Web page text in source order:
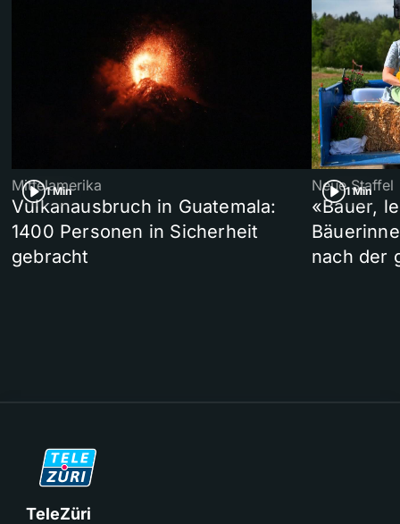
1 Min
Mittelamerika
Vulkanausbruch in Guatemala:
1400 Personen in Sicherheit
gebracht
1 Min
Neue Staffel
«Bauer,
nach der
TeleZüri